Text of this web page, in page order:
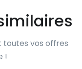
vos offres
!